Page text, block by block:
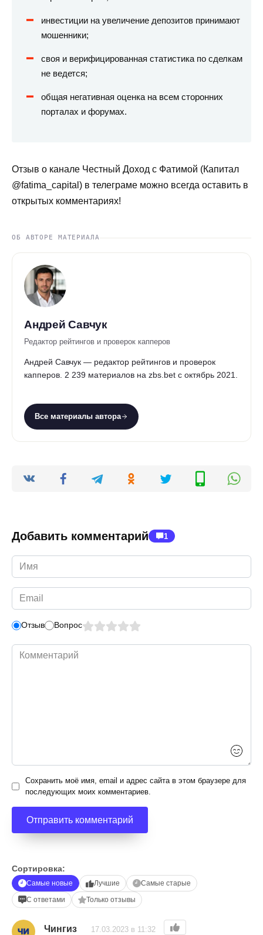
инвестиции на увеличение депозитов принимают
мошенники;
своя и верифицированная статистика по сделкам
не ведется;
общая негативная оценка на всем сторонних
порталах и форумах.
Отзыв о канале Честный Доход с Фатимой (Капитал
@fatima_capital) в телеграме можно всегда оставить в
открытых комментариях!
ОБ АВТОРЕ МАТЕРИАЛА
Андрей Савчук
Редактор рейтингов и проверок капперов
Андрей Савчук — редактор рейтингов и проверок
капперов. 2 239 материалов на zbs.bet с октябрь 2021.
Все материалы автора
Добавить комментарий 1
Имя
*
Email
*
Отзыв Вопрос
Комментарий
Сохранить моё имя, email и адрес сайта в этом браузере для
последующих моих комментариев.
Сортировка:
Самые новые Лучшие
Самые старые
С ответами
Только отзывы
Чингиз 17.03.2023 в 11:32